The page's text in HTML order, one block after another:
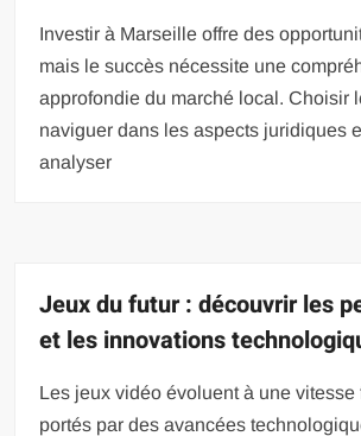
Investir à Marseille offre des
mais le succès nécessite une
approfondie du marché local. Choisir
naviguer dans les aspects juridiques
analyser
Jeux du futur : découvrir les
et les innovations
Les jeux vidéo évoluent à une vitesse
portés par des avancées